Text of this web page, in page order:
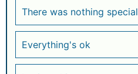
There was nothing special
Everything's ok